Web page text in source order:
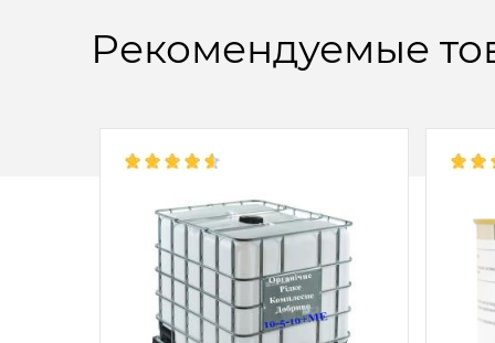
Рекомендуемые